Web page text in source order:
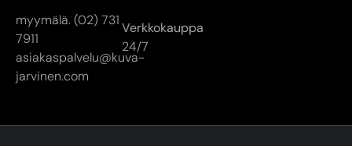
myymälä. (02) 731
7911
asiakaspalvelu@kuva-
jarvinen.com
Verkkokauppa
24/7